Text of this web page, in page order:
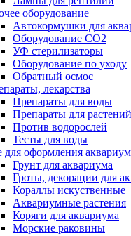
оборудование
Автокормушки для
Оборудование СО2
УФ стерилизаторы
Оборудование по уходу
Обратный осмос
лекарства
Препараты для воды
Препараты для растений
Против водорослей
Тесты для воды
для оформления
Грунт для аквариума
Гроты, декорации для
Кораллы искуственные
Аквариумные растения
Коряги для аквариума
Морские раковины